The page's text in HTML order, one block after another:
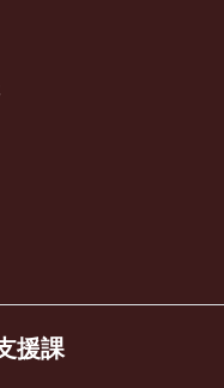
援課